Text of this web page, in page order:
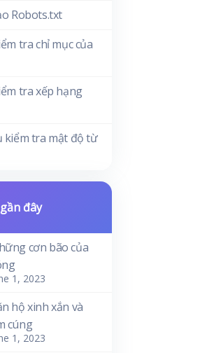
Robots.txt
tra chỉ mục của
tra xếp hạng
kiểm tra mật độ từ
đây
cơn bão của
1, 2023
hộ xinh xắn và
cúng
1, 2023